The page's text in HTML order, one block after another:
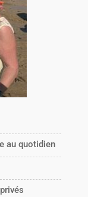
au quotidien